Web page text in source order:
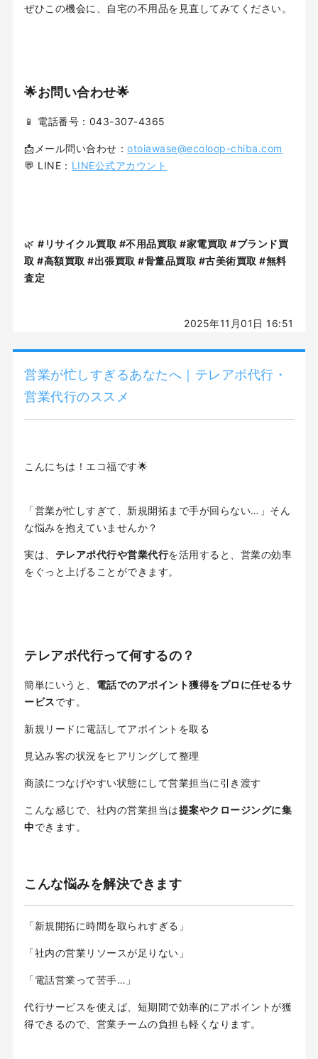
ぜひこの機会に、自宅の不用品を見直してみてください。
🌟お問い合わせ🌟
📱 電話番号：043-307-4365
📩メール問い合わせ：otoiawase@ecoloop-chiba.com
💬 LINE： LINE公式アカウント
🌿#リサイクル買取 #不用品買取 #家電買取 #ブランド買
取 #高額買取 #出張買取 #骨董品買取 #古美術買取 #無料
査定
2025年11月01日 16:51
営業が忙しすぎるあなたへ｜テレアポ代行・
営業代行のススメ
こんにちは！エコ福です🌟
「営業が忙しすぎて、新規開拓まで手が回らない…」そん
な悩みを抱えていませんか？
実は、 テレアポ代行や営業代行を活用すると、営業の効率
をぐっと上げることができます。
テレアポ代行って何するの？
簡単にいうと、 電話でのアポイント獲得をプロに任せるサ
ービスです。
新規リードに電話してアポイントを取る
見込み客の状況をヒアリングして整理
商談につなげやすい状態にして営業担当に引き渡す
こんな感じで、社内の営業担当は提案やクロージングに集
中できます。
こんな悩みを解決できます
「新規開拓に時間を取られすぎる」
「社内の営業リソースが足りない」
「電話営業って苦手…」
代行サービスを使えば、短期間で効率的にアポイントが獲
得できるので、営業チームの負担も軽くなります。